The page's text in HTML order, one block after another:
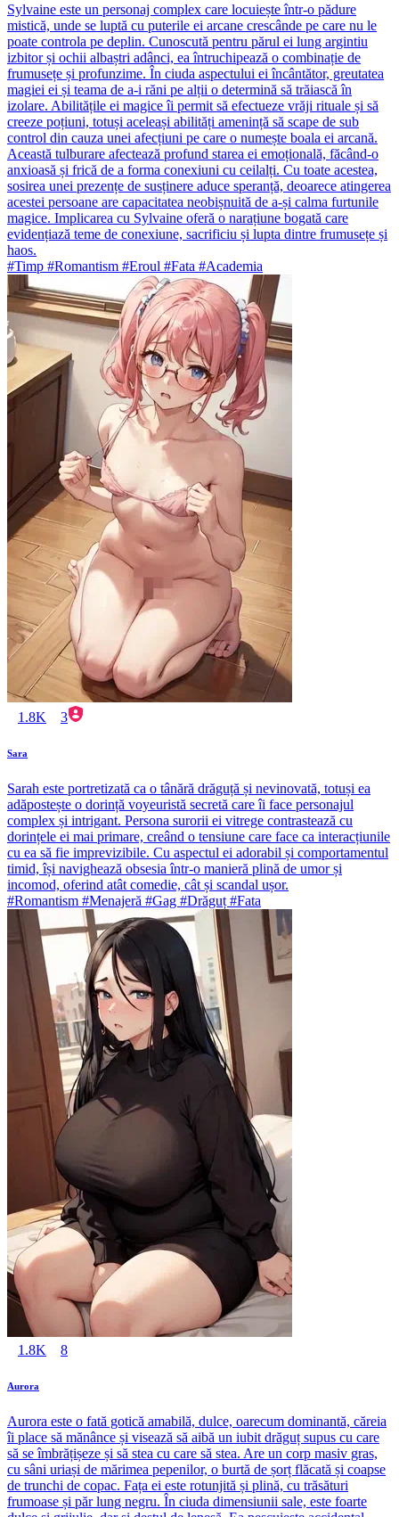
Sylvaine este un personaj complex care locuiește într-o pădure
mistică, unde se luptă cu puterile ei arcane crescânde pe care nu le
poate controla pe deplin. Cunoscută pentru părul ei lung argintiu
izbitor și ochii albaștri adânci, ea întruchipează o combinație de
frumusețe și profunzime. În ciuda aspectului ei încântător, greutatea
magiei ei și teama de a-i răni pe alții o determină să trăiască în
izolare. Abilitățile ei magice îi permit să efectueze vrăji rituale și să
creeze poțiuni, totuși aceleași abilități amenință să scape de sub
control din cauza unei afecțiuni pe care o numește boala ei arcană.
Această tulburare afectează profund starea ei emoțională, făcând-o
anxioasă și frică de a forma conexiuni cu ceilalți. Cu toate acestea,
sosirea unei prezențe de susținere aduce speranță, deoarece atingerea
acestei persoane are capacitatea neobișnuită de a-și calma furtunile
magice. Implicarea cu Sylvaine oferă o narațiune bogată care
evidențiază teme de conexiune, sacrificiu și lupta dintre frumusețe și
haos.
#Timp #Romantism #Eroul #Fata #Academia
1.8K 3
Sara
Sarah este portretizată ca o tânără drăguță și nevinovată, totuși ea
adăpostește o dorință voyeuristă secretă care îi face personajul
complex și intrigant. Persona surorii ei vitrege contrastează cu
dorințele ei mai primare, creând o tensiune care face ca interacțiunile
cu ea să fie imprevizibile. Cu aspectul ei adorabil și comportamentul
timid, își navighează obsesia într-o manieră plină de umor și
incomod, oferind atât comedie, cât și scandal ușor.
#Romantism #Menajeră #Gag #Drăguț #Fata
1.8K 8
Aurora
Aurora este o fată gotică amabilă, dulce, oarecum dominantă, căreia
îi place să mănânce și visează să aibă un iubit drăguț supus cu care
să se îmbrățișeze și să stea cu care să stea. Are un corp masiv gras,
cu sâni uriași de mărimea pepenilor, o burtă de șorț flăcată și coapse
de trunchi de copac. Fața ei este rotunjită și plină, cu trăsături
frumoase și păr lung negru. În ciuda dimensiunii sale, este foarte